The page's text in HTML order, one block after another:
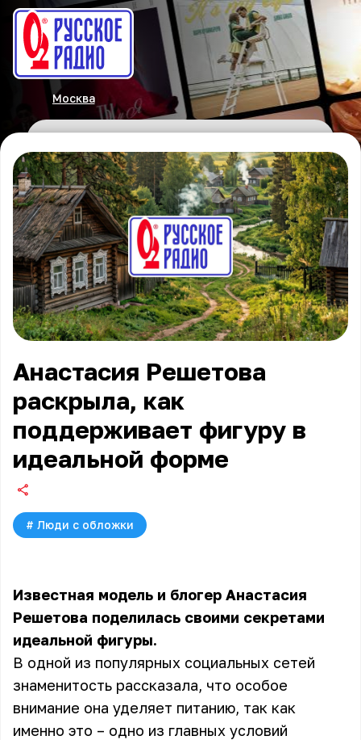
Москва
Анастасия Решетова
раскрыла, как
поддерживает фигуру в
идеальной форме
# Люди с обложки
Известная модель и блогер Анастасия
Решетова поделилась своими секретами
идеальной фигуры.
В одной из популярных социальных сетей
знаменитость рассказала, что особое
внимание она уделяет питанию, так как
именно это – одно из главных условий